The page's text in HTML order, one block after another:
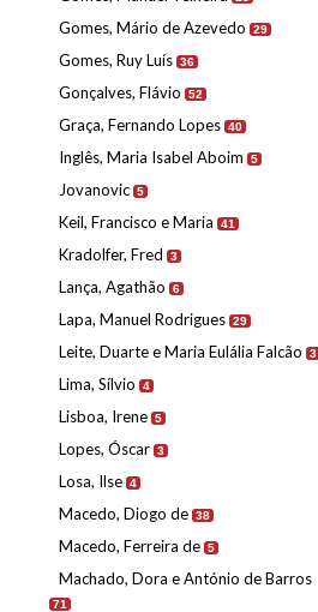
Gomes, Mário de Azevedo 29
Gomes, Ruy Luís 36
Gonçalves, Flávio 52
Graça, Fernando Lopes 40
Inglês, Maria Isabel Aboim 5
Jovanovic 5
Keil, Francisco e Maria 41
Kradolfer, Fred 3
Lança, Agathão 6
Lapa, Manuel Rodrigues 29
Leite, Duarte e Maria Eulália Falcão 3
Lima, Sílvio 4
Lisboa, Irene 5
Lopes, Óscar 3
Losa, Ilse 4
Macedo, Diogo de 38
Macedo, Ferreira de 5
Machado, Dora e António de Barros
71